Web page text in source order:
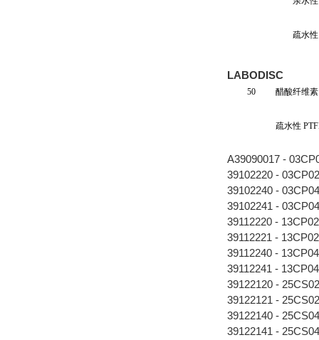
疏水
LABODISC
50 醋酸纤维素
疏水性
A39090017 -
39102220 -
39102240 -
39102241 -
39112220 -
39112221 -
39112240 -
39112241 -
39122120 -
39122121 -
39122140 -
39122141 -